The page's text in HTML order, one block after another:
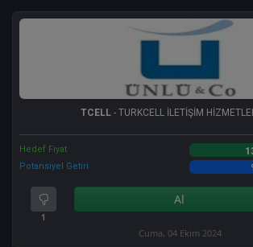
TCELL- TURKCELL İLETİŞİM
Hedef Fiyat
Potansiyel Getiri
1
Al
Cuma, 04 Ekim 2024